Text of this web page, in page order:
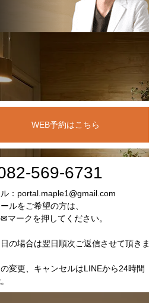
WEB予約はこちら
569-6731
ル：portal.maple1@gmail.com
ルをご希望の方は、
マークを押してください。
の場合は翌日順次ご返信させて頂きま
変更、キャンセルはLINEから24時間